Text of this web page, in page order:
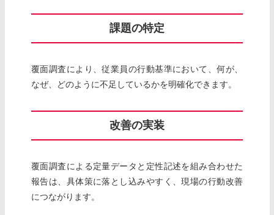
課題の特定
覆面調査により、従業員の行動基準において、何が、
なぜ、どのように不足しているかを明確化できます。
改善の実装
覆面調査による定量データと定性記述を組み合わせた
報告は、具体策に落とし込みやすく、現場の行動改善
につながります。